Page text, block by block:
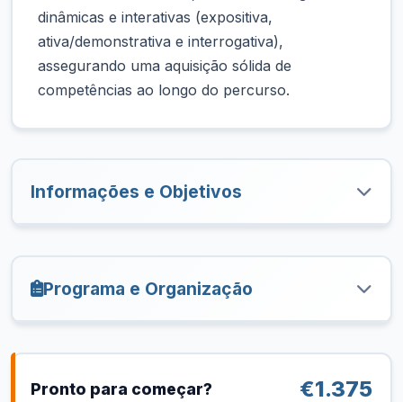
dinâmicas e interativas (expositiva,
ativa/demonstrativa e interrogativa),
assegurando uma aquisição sólida de
competências ao longo do percurso.
Informações e Objetivos
Programa e Organização
Pronto para começar? €1.375